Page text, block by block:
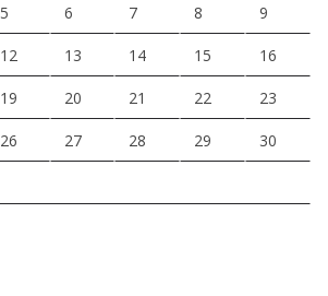
5 6 7 8 9
12 13 14 15 16
19 20 21 22 23
26 27 28 29 30